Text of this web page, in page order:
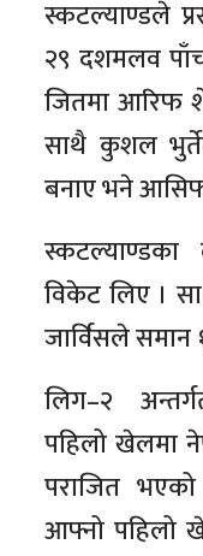
स्कटल्याण्डले
२९ दशमलव
जितमा आरिफ
साथै कुशल
बनाए भने
विकेट लिए ।
जार्विसले
लिग–२
पहिलो खेलमा
पराजित
आफ्नो पहिलो